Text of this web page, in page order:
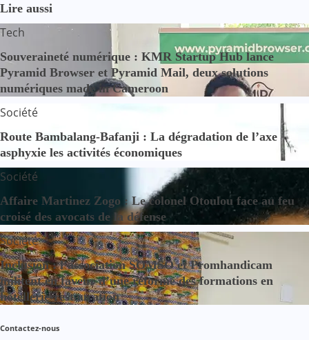
Lire aussi
Tech
Souveraineté numérique : KMR Startup Hub lance
Pyramid Browser et Pyramid Mail, deux solutions
numériques made in Cameroon
Société
Route Bambalang-Bafanji : La dégradation de l’axe
asphyxie les activités économiques
Société
Affaire Martinez Zogo : Le colonel Otoulou face au feu
croisé des avocats de la défense
Société
Inclusion : l’association SOMSO et Promhandicam
militent en faveur d’une réforme des formations en
hôtellerie-restauration
Contactez-nous